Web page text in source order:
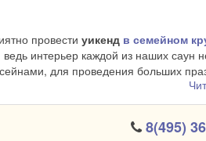
провести уикенд в семейном
интерьер каждой из наших саун
для проведения больших
8(495)